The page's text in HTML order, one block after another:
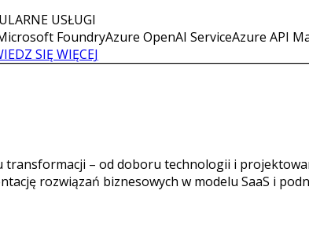
USŁUGI
FoundryAzure OpenAI ServiceAzure API
SIĘ WIĘCEJ
transformacji – od doboru technologii i
rozwiązań biznesowych w modelu SaaS i